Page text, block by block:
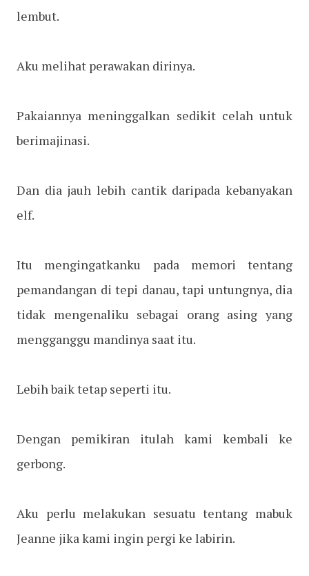
lembut.
Aku melihat perawakan dirinya.
Pakaiannya meninggalkan sedikit celah untuk
berimajinasi.
Dan dia jauh lebih cantik daripada kebanyakan
elf.
Itu mengingatkanku pada memori tentang
pemandangan di tepi danau, tapi untungnya, dia
tidak mengenaliku sebagai orang asing yang
mengganggu mandinya saat itu.
Lebih baik tetap seperti itu.
Dengan pemikiran itulah kami kembali ke
gerbong.
Aku perlu melakukan sesuatu tentang mabuk
Jeanne jika kami ingin pergi ke labirin.